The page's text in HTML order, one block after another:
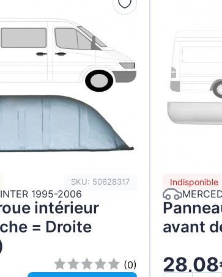
SKU: 50628317
1995-2006
intérieur
= Droite
(0)
Indisponible
avant